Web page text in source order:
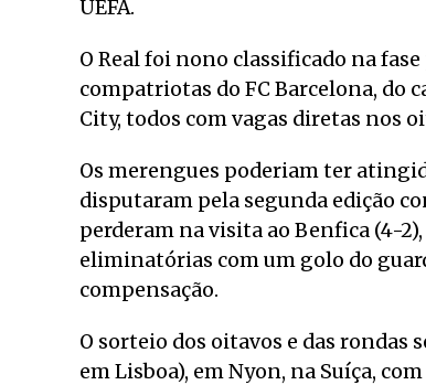
UEFA.
O Real foi nono classificado na
compatriotas do FC Barcelona, do
City, todos com vagas diretas nos
Os merengues poderiam ter
disputaram pela segunda edição
perderam na visita ao Benfica (4-
eliminatórias com um golo do
compensação.
O sorteio dos oitavos e das rondas
em Lisboa), em Nyon, na Suíça,